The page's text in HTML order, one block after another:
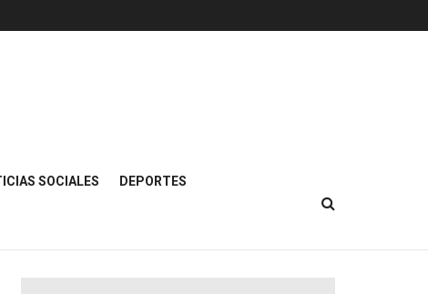
SOCIALES DEPORTES